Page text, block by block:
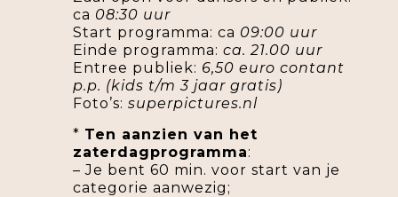
ca 08:30 uur
Start programma: ca 09:00 uur
Einde programma: ca. 21.00 uur
Entree publiek: 6,50 euro contant
p.p. (kids t/m 3 jaar gratis)
Foto’s: superpictures.nl
* Ten aanzien van het
zaterdagprogramma:
– Je bent 60 min. voor start van je
categorie aanwezig;